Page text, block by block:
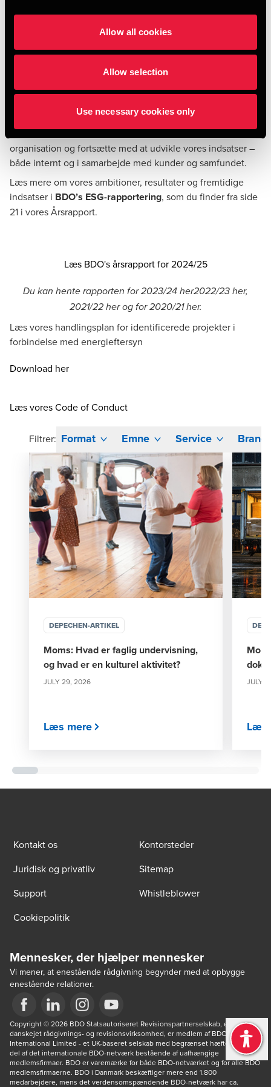
Allow all cookies
Allow selection
Use necessary cookies only
Vi ser fremad
implementeret og rapporteret på.
Trods vi afventer EU’s omnibus-forslag, har vi valgt at
fastholde den struktur, der blev etableret i forbindelse med
gennemsigtighed i rapporteringen. Vi forpligter os til at
reducere vores miljøpåvirkning, skabe en stærkere ESG-
organisation og fortsætte med at udvikle vores indsatser –
både internt og i samarbejde med kunder og samfundet.
Læs mere om vores ambitioner, resultater og fremtidige
indsatser i BDO’s ESG-rapportering, som du finder fra side
21 i vores Årsrapport.
Læs BDO's årsrapport for 2024/25Opens in a
Du kan hente rapporten for2023/24 her2022/23 her,
2021/22 herog for 2020/21her.
Læs vores handlingsplan for identificerede projekter i
forbindelse med energieftersyn
Download her
Læs vores Code of Conduct
Filtrer: Format Emne Service
DEPECHEN-ARTIKEL
Moms: Hvad er faglig undervisning,
og hvad er en kulturel aktivitet?
JULY 29, 2026
Læs mere
JULY
Læs
Kontakt os
Kontorsteder
Juridisk og privatliv
Sitemap
Support
Whistleblower
Cookiepolitik
Mennesker, der hjælper mennesker
Vi mener, at enestående rådgivning begynder med at opbygge
enestående relationer.
Opens in a new window/tab
Opens in a new window/tab
Opens in a new window/tab
Opens in a new window/tab
Copyright © 2026 BDO Statsautoriseret Revisionspartnerselskab, en
danskejet rådgivnings- og revisionsvirksomhed, er medlem af BDO
International Limited - et UK-baseret selskab med begrænset hæftelse - og
del af det internationale BDO-netværk bestående af uafhængige
medlemsfirmaer. BDO er varemærke for både BDO-netværket og for alle BDO
medlemsfirmaerne. BDO i Danmark beskæftiger mere end 1.800
medarbejdere, mens det verdensomspændende BDO-netværk har ca.